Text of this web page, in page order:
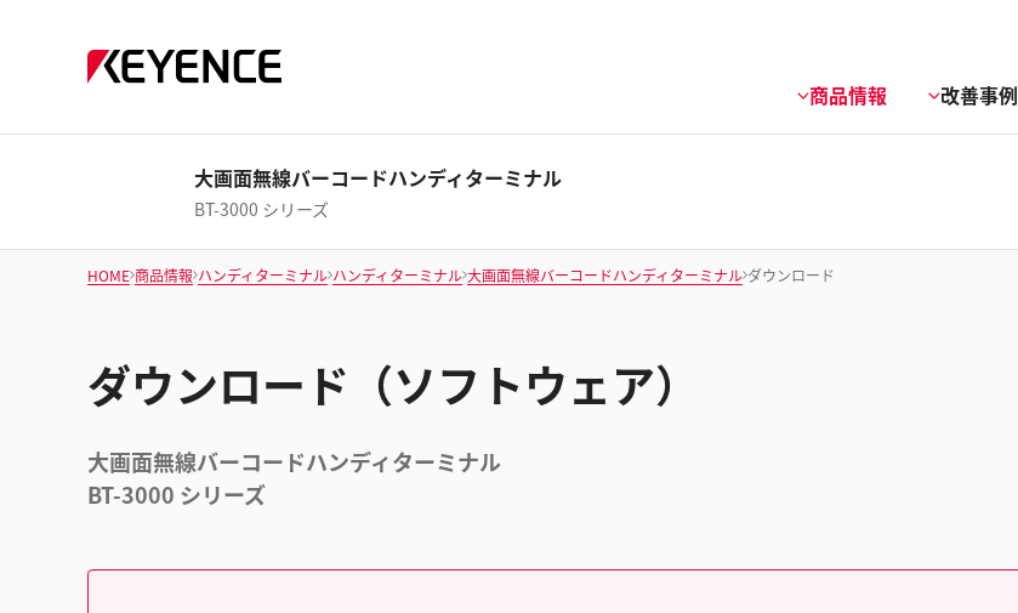
商品情報 改善事例
大画面無線バーコードハンディターミナル
BT-3000 シリーズ
HOME 商品情報 ハンディターミナル ハンディターミナル 大画面無線バーコードハンディターミナル ダウンロード
ダウンロード（ソフトウェア）
大画面無線バーコードハンディターミナル
BT-3000 シリーズ